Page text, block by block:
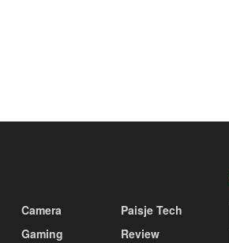
Camera
Gaming
Paisje Tech
Review